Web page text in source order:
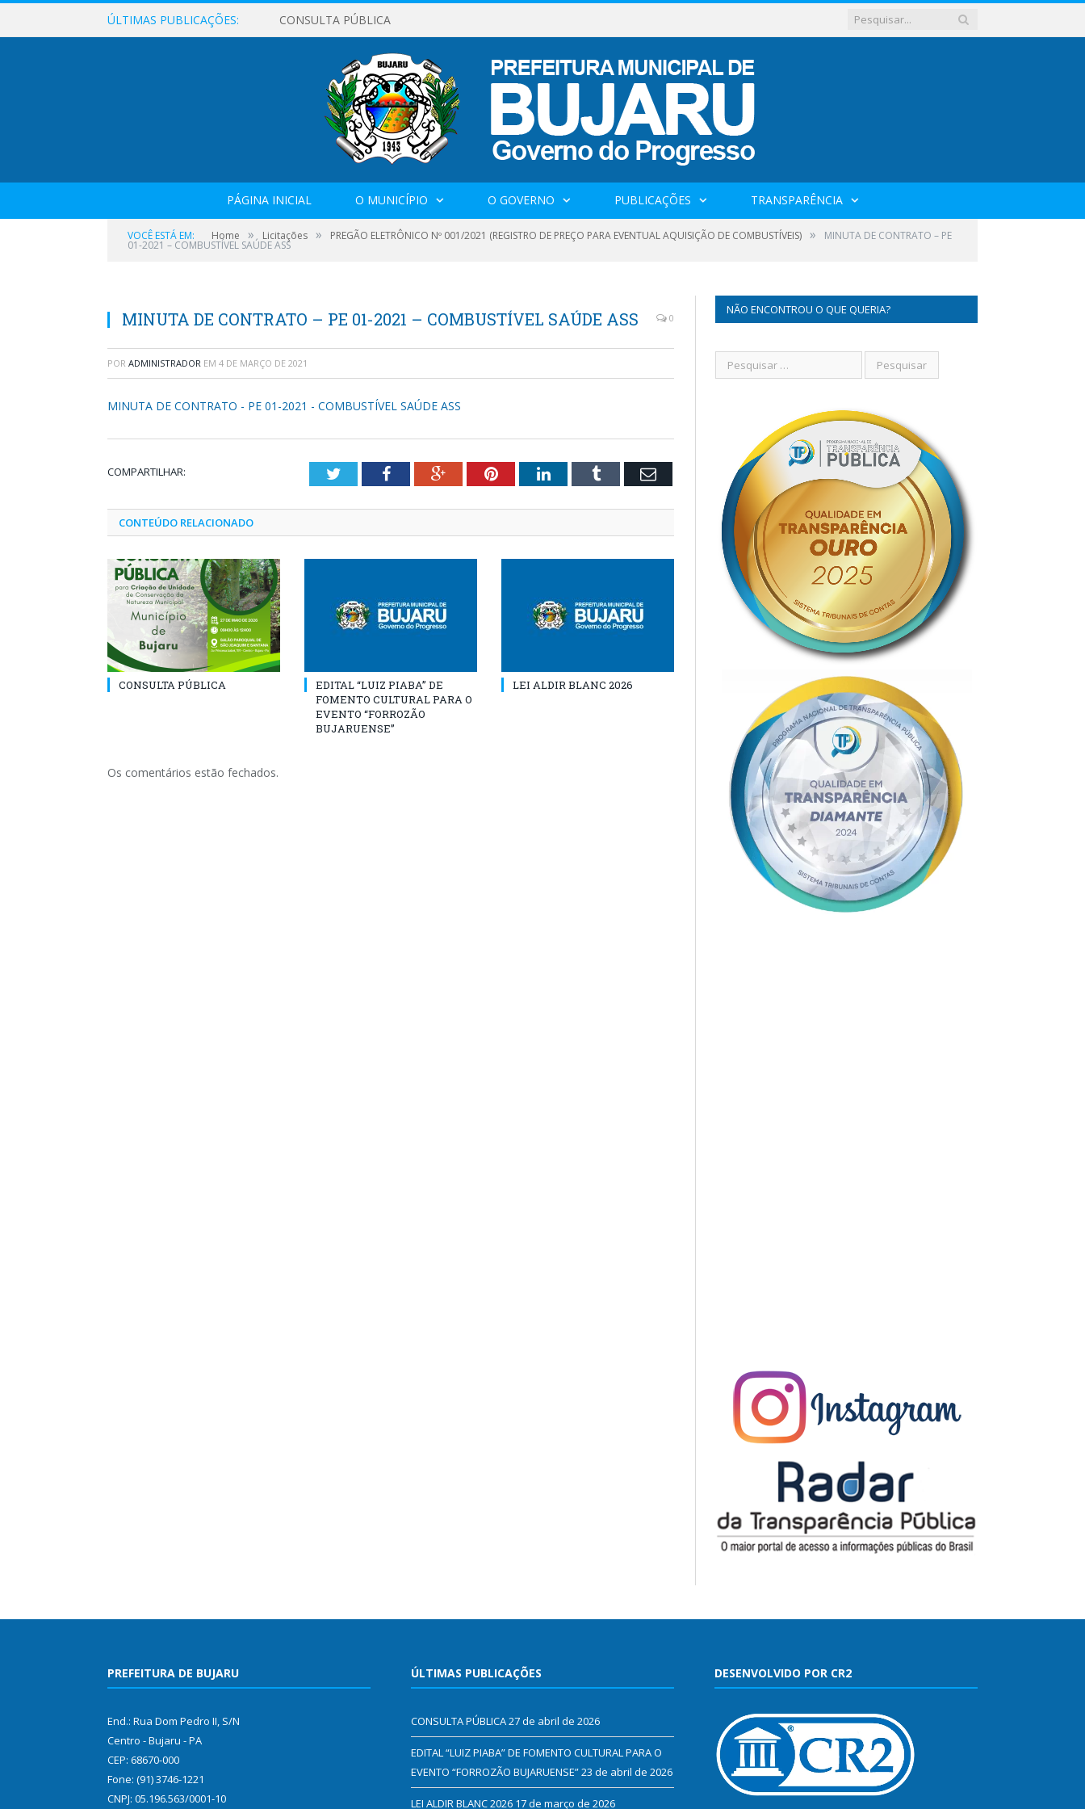
ÚLTIMAS PUBLICAÇÕES: CONSULTA PÚBLICA
PÁGINA INICIAL O MUNICÍPIO O GOVERNO PUBLICAÇÕES TRANSPARÊNCIA
VOCÊ ESTÁ EM: Home » Licitações » PREGÃO ELETRÔNICO Nº 001/2021 (REGISTRO DE PREÇO PARA EVENTUAL AQUISIÇÃO DE COMBUSTÍVEIS) » MINUTA DE CONTRATO – PE
01-2021 – COMBUSTÍVEL SAÚDE ASS
MINUTA DE CONTRATO – PE 01-2021 – COMBUSTÍVEL SAÚDE ASS 0
POR ADMINISTRADOR EM 4 DE MARÇO DE 2021
MINUTA DE CONTRATO - PE 01-2021 - COMBUSTÍVEL SAÚDE ASS
COMPARTILHAR: TwitterFacebookGoogle+PinterestLinkedInTumblr Email
CONTEÚDO RELACIONADO
CONSULTA PÚBLICA
EDITAL “LUIZ PIABA” DE
FOMENTO CULTURAL PARA O
EVENTO “FORROZÃO
BUJARUENSE”
LEI ALDIR BLANC 2026
Os comentários estão fechados.
NÃO ENCONTROU O QUE QUERIA?
PREFEITURA DE BUJARU
End.: Rua Dom Pedro II, S/N
Centro - Bujaru - PA
CEP: 68670-000
Fone: (91) 3746-1221
CNPJ: 05.196.563/0001-10
ÚLTIMAS PUBLICAÇÕES
CONSULTA PÚBLICA27 de abril de 2026
EDITAL “LUIZ PIABA” DE FOMENTO CULTURAL PARA O
EVENTO “FORROZÃO BUJARUENSE”23 de abril de 2026
LEI ALDIR BLANC 2026 17 de março de 2026
DESENVOLVIDO POR CR2